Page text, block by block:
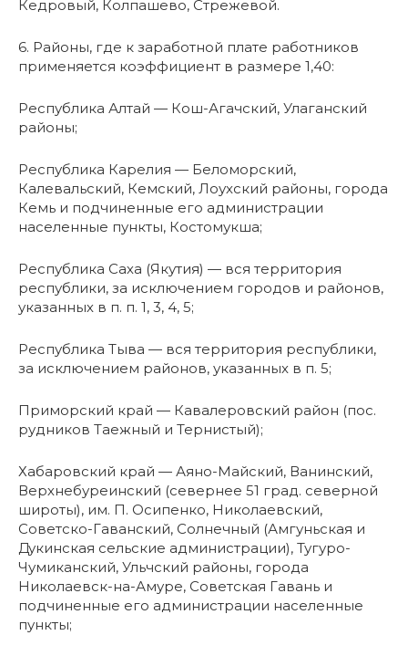
Кедровый, Колпашево, Стрежевой.
6. Районы, где к заработной плате работников
применяется коэффициент в размере 1,40:
Республика Алтай — Кош-Агачский, Улаганский
районы;
Республика Карелия — Беломорский,
Калевальский, Кемский, Лоухский районы, города
Кемь и подчиненные его администрации
населенные пункты, Костомукша;
Республика Саха (Якутия) — вся территория
республики, за исключением городов и районов,
указанных в п. п. 1, 3, 4, 5;
Республика Тыва — вся территория республики,
за исключением районов, указанных в п. 5;
Приморский край — Кавалеровский район (пос.
рудников Таежный и Тернистый);
Хабаровский край — Аяно-Майский, Ванинский,
Верхнебуреинский (севернее 51 град. северной
широты), им. П. Осипенко, Николаевский,
Советско-Гаванский, Солнечный (Амгуньская и
Дукинская сельские администрации), Тугуро-
Чумиканский, Ульчский районы, города
Николаевск-на-Амуре, Советская Гавань и
подчиненные его администрации населенные
пункты;